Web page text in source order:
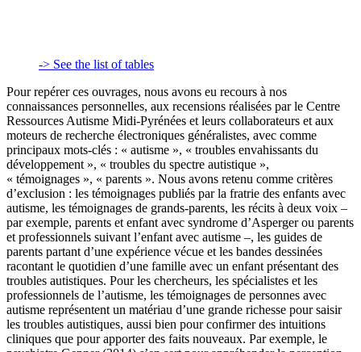
-> See the list of tables
Pour repérer ces ouvrages, nous avons eu recours à nos
connaissances personnelles, aux recensions réalisées par le Centre
Ressources Autisme Midi-Pyrénées et leurs collaborateurs et aux
moteurs de recherche électroniques généralistes, avec comme
principaux mots-clés : « autisme », « troubles envahissants du
développement », « troubles du spectre autistique »,
« témoignages », « parents ». Nous avons retenu comme critères
d’exclusion : les témoignages publiés par la fratrie des enfants avec
autisme, les témoignages de grands-parents, les récits à deux voix –
par exemple, parents et enfant avec syndrome d’Asperger ou parents
et professionnels suivant l’enfant avec autisme –, les guides de
parents partant d’une expérience vécue et les bandes dessinées
racontant le quotidien d’une famille avec un enfant présentant des
troubles autistiques. Pour les chercheurs, les spécialistes et les
professionnels de l’autisme, les témoignages de personnes avec
autisme représentent un matériau d’une grande richesse pour saisir
les troubles autistiques, aussi bien pour confirmer des intuitions
cliniques que pour apporter des faits nouveaux. Par exemple, le